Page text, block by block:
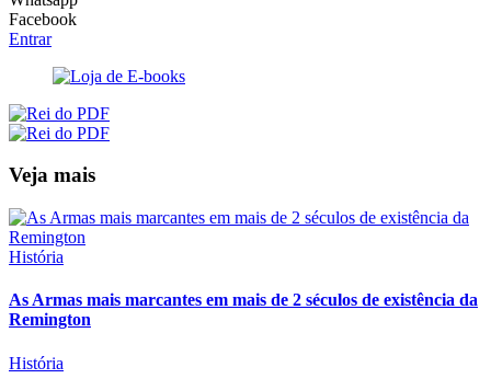
Facebook
Entrar
Veja mais
História
As Armas mais marcantes em mais de 2 séculos de existência da
Remington
História